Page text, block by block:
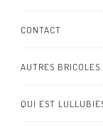
CONTACT
AUTRES BRICOLES
QUI EST